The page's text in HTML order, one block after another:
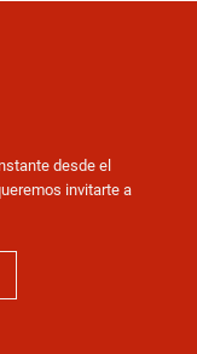
desde el
invitarte a